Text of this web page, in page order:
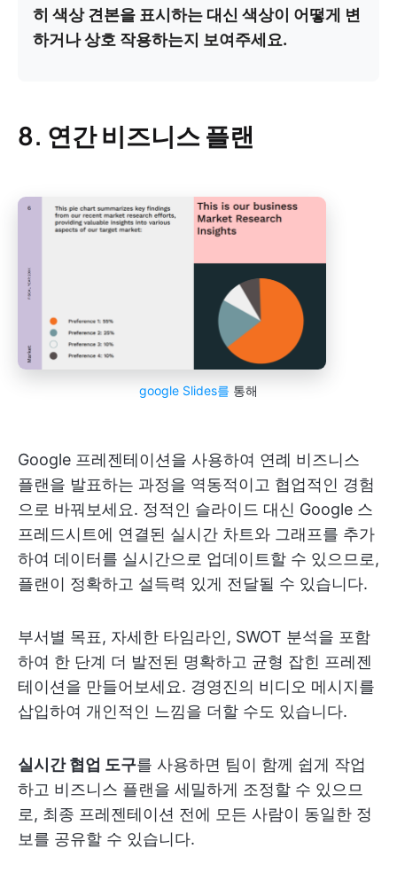
히 색상 견본을 표시하는 대신 색상이 어떻게 변
하거나 상호 작용하는지 보여주세요.
8. 연간 비즈니스 플랜
google Slides를 통해
Google 프레젠테이션을 사용하여 연례 비즈니스
플랜을 발표하는 과정을 역동적이고 협업적인 경험
으로 바꿔보세요. 정적인 슬라이드 대신 Google 스
프레드시트에 연결된 실시간 차트와 그래프를 추가
하여 데이터를 실시간으로 업데이트할 수 있으므로,
플랜이 정확하고 설득력 있게 전달될 수 있습니다.
부서별 목표, 자세한 타임라인, SWOT 분석을 포함
하여 한 단계 더 발전된 명확하고 균형 잡힌 프레젠
테이션을 만들어보세요. 경영진의 비디오 메시지를
삽입하여 개인적인 느낌을 더할 수도 있습니다.
실시간 협업 도구를 사용하면 팀이 함께 쉽게 작업
하고 비즈니스 플랜을 세밀하게 조정할 수 있으므
로, 최종 프레젠테이션 전에 모든 사람이 동일한 정
보를 공유할 수 있습니다.